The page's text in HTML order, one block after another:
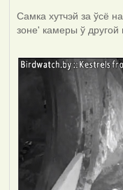
Самка хутчэй за ўсё
зоне' камеры ў другой